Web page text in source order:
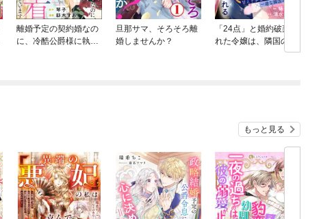
離婚予定の契約婚なの
に、冷酷公爵様に執着
旦那サマ、そろそろ離
婚しませんか？
「24点」と婚約破棄さ
れた令嬢は、隣国の王
太子に完璧な花嫁と愛
もっと見る